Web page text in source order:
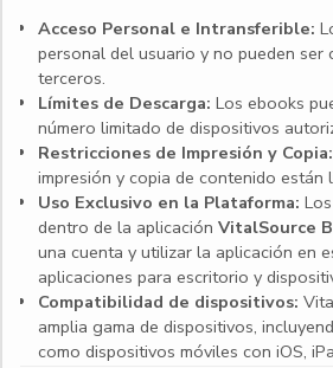
Acceso Personal e Intransferible:
personal del usuario y no pueden
terceros.
Límites de Descarga: Los ebooks
número limitado de dispositivos
Restricciones de Impresión y Copia:
impresión y copia de contenido están
Uso Exclusivo en la Plataforma:
dentro de la aplicaciónVitalSource
una cuenta y utilizar la aplicación en
aplicaciones para escritorio y
Compatibilidad de dispositivos:
amplia gama de dispositivos,
como dispositivos móviles con iOS,